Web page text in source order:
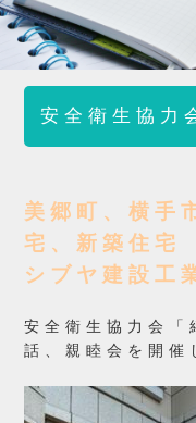
安全衛生協力
美郷町、横手
宅、新築住宅
シブヤ建設工
安全衛生協力会「
話、親睦会を 開催